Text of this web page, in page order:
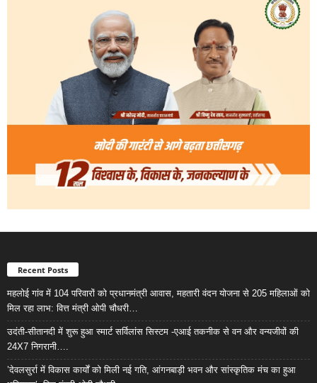
Recent Posts
महलोई गांव में 104 परिवारों को प्रधानमंत्री आवास, महतारी वंदन योजना से 205 महिलाओं को
मिल रहा लाभ: वित्त मंत्री ओपी चौधरी…
उदंती-सीतानदी में शुरू हुआ स्मार्ट सर्विलांस सिस्टम -एआई तकनीक से वन और वन्यजीवों की
24X7 निगरानी….
’देवलसुर्रा में विकास कार्यों को मिली नई गति, आंगनबाड़ी भवन और सांस्कृतिक मंच का हुआ